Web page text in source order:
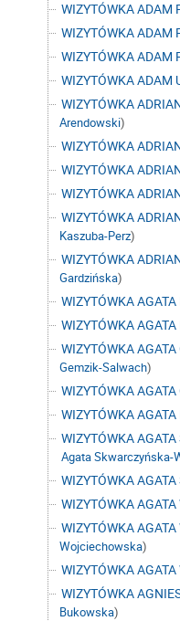
WIZYTÓWKA ADAM
WIZYTÓWKA ADAM
WIZYTÓWKA ADAM
WIZYTÓWKA ADAM
WIZYTÓWKA
Arendowski)
WIZYTÓWKA
WIZYTÓWKA
WIZYTÓWKA
WIZYTÓWKA
Kaszuba-Perz)
WIZYTÓWKA
Gardzińska)
WIZYTÓWKA
WIZYTÓWKA
WIZYTÓWKA
Gemzik-Salwach)
WIZYTÓWKA
WIZYTÓWKA
WIZYTÓWKA
Agata Skwarczyńska-
WIZYTÓWKA
WIZYTÓWKA
WIZYTÓWKA
Wojciechowska)
WIZYTÓWKA
WIZYTÓWKA
Bukowska)